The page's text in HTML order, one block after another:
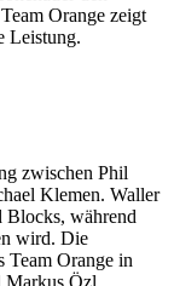
Orange zeigt
Leistung.
zwischen Phil
Klemen. Waller
Blocks, während
wird. Die
Team Orange in
Markus Özl